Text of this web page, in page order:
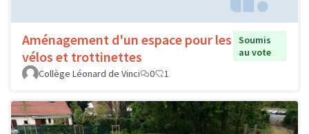
Aménagement d'un espace pour les
vélos et trottinettes
Soumis
au vote
Collège Léonard de Vinci
0 1